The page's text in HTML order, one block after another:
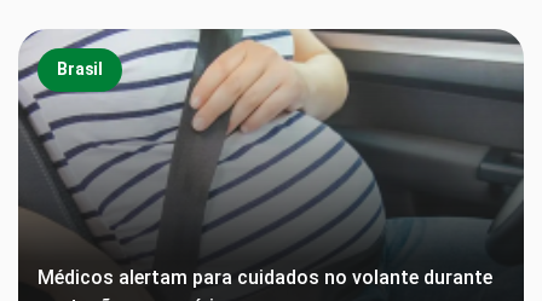
Brasil
Médicos alertam para cuidados no volante durante